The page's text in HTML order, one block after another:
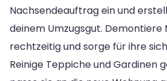
Nachsendeauftrag ein und
deinem Umzugsgut. Demontiere
rechtzeitig und sorge für ihre
Reinige Teppiche und Gardinen